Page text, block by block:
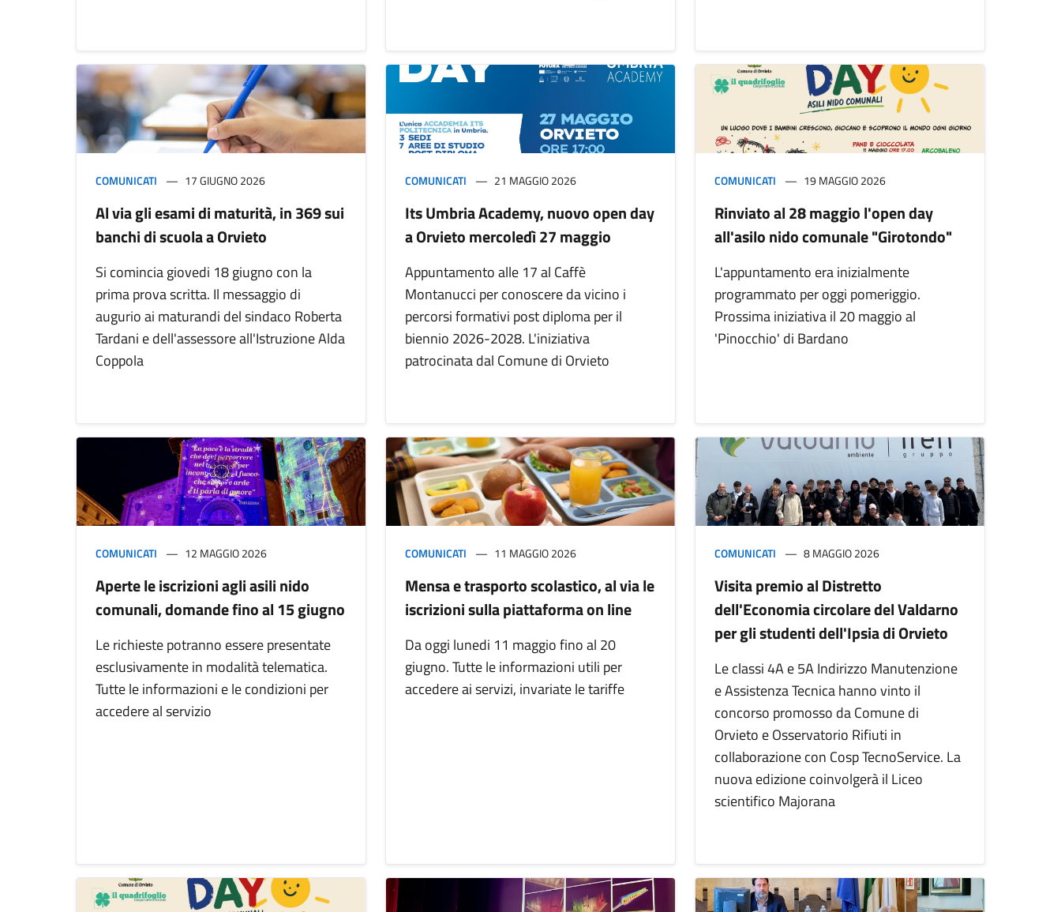
COMUNICATI 17 GIUGNO 2026
Al via gli esami di maturità, in 369 sui
banchi di scuola a Orvieto
Si comincia giovedi 18 giugno con la
prima prova scritta. Il messaggio di
augurio ai maturandi del sindaco Roberta
Tardani e dell'assessore all'Istruzione Alda
Coppola
COMUNICATI 21 MAGGIO 2026
Its Umbria Academy, nuovo open day
a Orvieto mercoledì 27 maggio
Appuntamento alle 17 al Caffè
Montanucci per conoscere da vicino i
percorsi formativi post diploma per il
biennio 2026-2028. L'iniziativa
patrocinata dal Comune di Orvieto
COMUNICATI 19 MAGGIO 2026
Rinviato al 28 maggio l'open day
all'asilo nido comunale "Girotondo"
L'appuntamento era inizialmente
programmato per oggi pomeriggio.
Prossima iniziativa il 20 maggio al
'Pinocchio' di Bardano
COMUNICATI 12 MAGGIO 2026
Aperte le iscrizioni agli asili nido
comunali, domande fino al 15 giugno
Le richieste potranno essere presentate
esclusivamente in modalità telematica.
Tutte le informazioni e le condizioni per
accedere al servizio
COMUNICATI 11 MAGGIO 2026
Mensa e trasporto scolastico, al via le
iscrizioni sulla piattaforma on line
Da oggi lunedi 11 maggio fino al 20
giugno. Tutte le informazioni utili per
accedere ai servizi, invariate le tariffe
COMUNICATI 8 MAGGIO 2026
Visita premio al Distretto
dell'Economia circolare del Valdarno
per gli studenti dell'Ipsia di Orvieto
Le classi 4A e 5A Indirizzo Manutenzione
e Assistenza Tecnica hanno vinto il
concorso promosso da Comune di
Orvieto e Osservatorio Rifiuti in
collaborazione con Cosp TecnoService. La
nuova edizione coinvolgerà il Liceo
scientifico Majorana